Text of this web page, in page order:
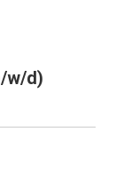
w/d)